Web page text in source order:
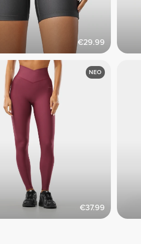
€29.99
€37.99
ΝΕΟ